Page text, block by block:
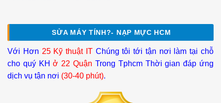
SỬA MÁY TÍNH?- NẠP MỰC HCM
Với Hơn 25 Kỹ thuật ITChúng tôi tới tận nơi làm tại chỗ
cho quý KHở 22 Quận Trong Tphcm Thời gian đáp ứng
dịch vụ tận nơi (30-40 phút).